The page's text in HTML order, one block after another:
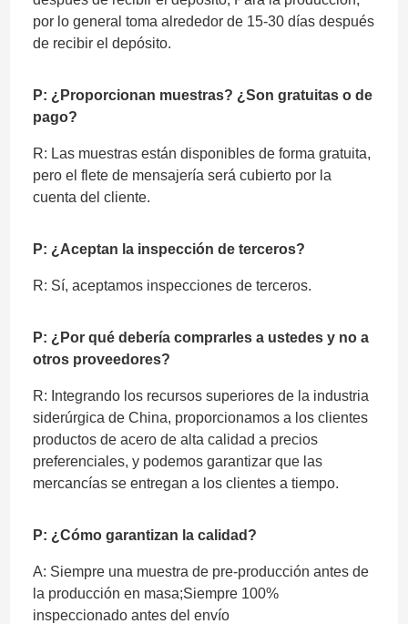
por lo general toma alrededor de 15-30 días después
de recibir el depósito.
P: ¿Proporcionan muestras? ¿Son gratuitas o de
pago?
R: Las muestras están disponibles de forma gratuita,
pero el flete de mensajería será cubierto por la
cuenta del cliente.
P: ¿Aceptan la inspección de terceros?
R: Sí, aceptamos inspecciones de terceros.
P: ¿Por qué debería comprarles a ustedes y no a
otros proveedores?
R: Integrando los recursos superiores de la industria
siderúrgica de China, proporcionamos a los clientes
productos de acero de alta calidad a precios
preferenciales, y podemos garantizar que las
mercancías se entregan a los clientes a tiempo.
P: ¿Cómo garantizan la calidad?
A: Siempre una muestra de pre-producción antes de
la producción en masa;Siempre 100%
inspeccionado antes del envío